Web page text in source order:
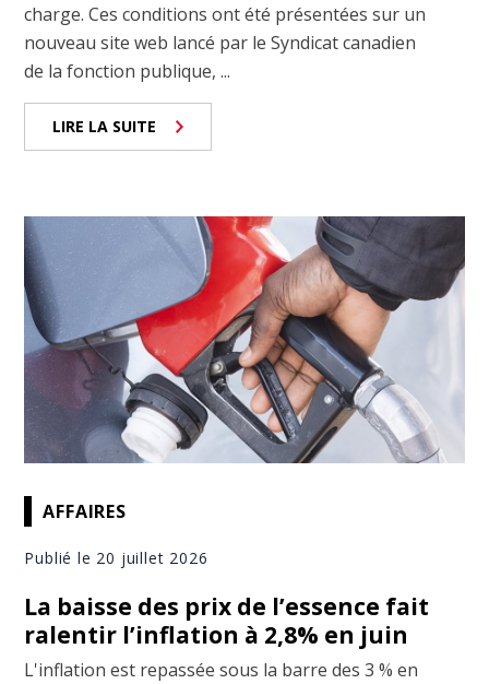
charge. Ces conditions ont été présentées sur un
nouveau site web lancé par le Syndicat canadien
de la fonction publique, ...
LIRE LA SUITE
AFFAIRES
Publié le 20 juillet 2026
La baisse des prix de l’essence fait
ralentir l’inflation à 2,8% en juin
L'inflation est repassée sous la barre des 3 % en